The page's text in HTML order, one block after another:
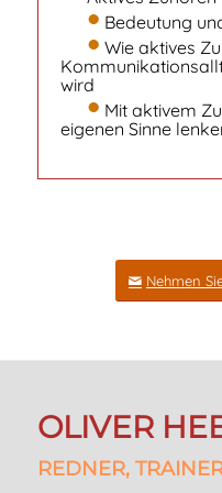
Bedeutung
Wie aktives
wird
Mit aktivem
eigenen Sinne
Nehmen
OLIVER
REDNER,